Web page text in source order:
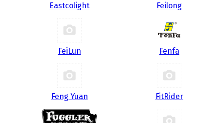
Eastcolight Feilong
FeiLun Fenfa
Feng Yuan FitRider